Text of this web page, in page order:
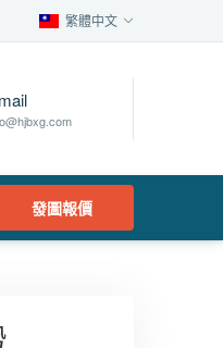
繁體中文
發圖報價